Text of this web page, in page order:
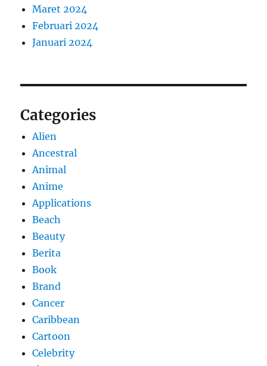
Maret 2024
Februari 2024
Januari 2024
Categories
Alien
Ancestral
Animal
Anime
Applications
Beach
Beauty
Berita
Book
Brand
Cancer
Caribbean
Cartoon
Celebrity